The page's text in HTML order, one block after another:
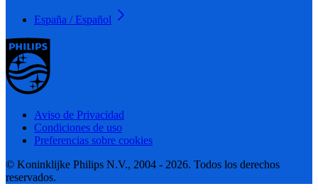
España / Español
Aviso de Privacidad
Condiciones de uso
Preferencias sobre cookies
© Koninklijke Philips N.V., 2004 - 2026. Todos los derechos
reservados.